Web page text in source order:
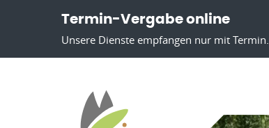
Termin-Vergabe online
Unsere Dienste empfangen nur mit Termin.